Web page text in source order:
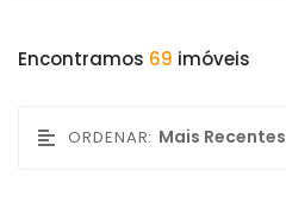
Encontramos 69 imóveis
ORDENAR: Mais Recentes